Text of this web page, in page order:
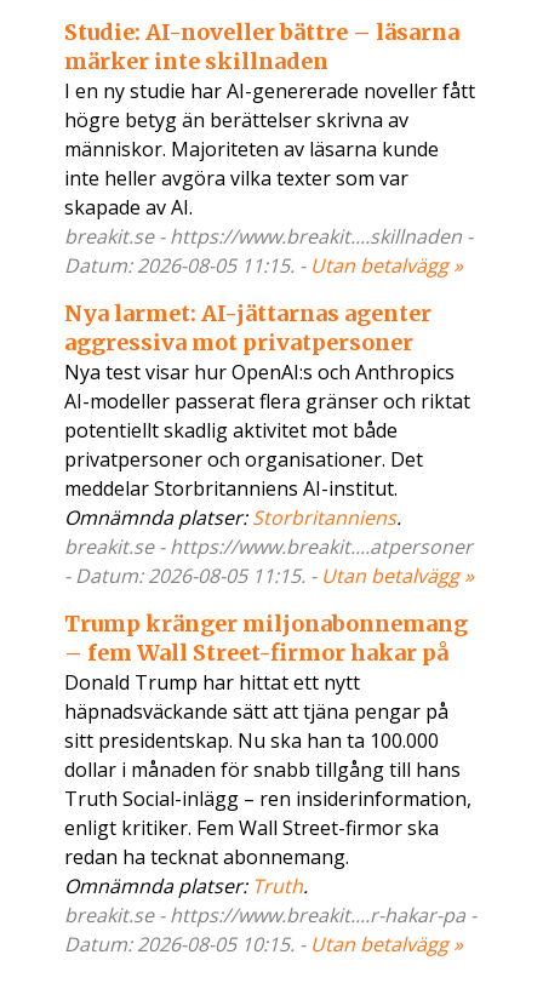
Studie: AI-noveller bättre – läsarna
märker inte skillnaden
I en ny studie har AI-genererade noveller fått
högre betyg än berättelser skrivna av
människor. Majoriteten av läsarna kunde
inte heller avgöra vilka texter som var
skapade av AI.
breakit.se - https://www.breakit....skillnaden -
Datum: 2026-08-05 11:15. - Utan betalvägg »
Nya larmet: AI-jättarnas agenter
aggressiva mot privatpersoner
Nya test visar hur OpenAI:s och Anthropics
AI-modeller passerat flera gränser och riktat
potentiellt skadlig aktivitet mot både
privatpersoner och organisationer. Det
meddelar Storbritanniens AI-institut.
Omnämnda platser:Storbritanniens.
breakit.se - https://www.breakit....atpersoner
- Datum: 2026-08-05 11:15. - Utan betalvägg »
Trump kränger miljonabonnemang
– fem Wall Street-firmor hakar på
Donald Trump har hittat ett nytt
häpnadsväckande sätt att tjäna pengar på
sitt presidentskap. Nu ska han ta 100.000
dollar i månaden för snabb tillgång till hans
Truth Social-inlägg – ren insiderinformation,
enligt kritiker. Fem Wall Street-firmor ska
redan ha tecknat abonnemang.
Omnämnda platser: Truth.
breakit.se - https://www.breakit....r-hakar-pa -
Datum: 2026-08-05 10:15. - Utan betalvägg »